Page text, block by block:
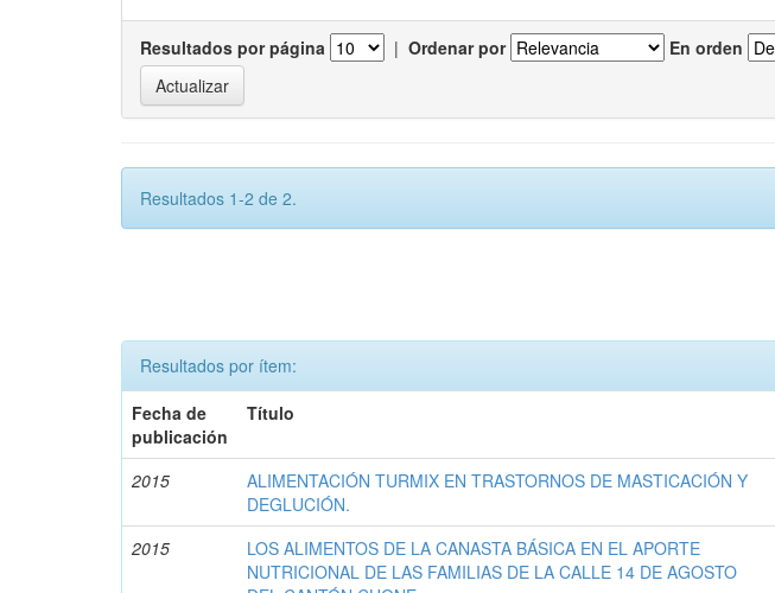
Resultados por página | Ordenar por En orden
Resultados 1-2 de 2.
Resultados por ítem:
Fecha de
publicación
Título
2015
ALIMENTACIÓN TURMIX EN TRASTORNOS DE MASTICACIÓN Y
DEGLUCIÓN.
2015
LOS ALIMENTOS DE LA CANASTA BÁSICA EN EL APORTE
NUTRICIONAL DE LAS FAMILIAS DE LA CALLE 14 DE AGOSTO